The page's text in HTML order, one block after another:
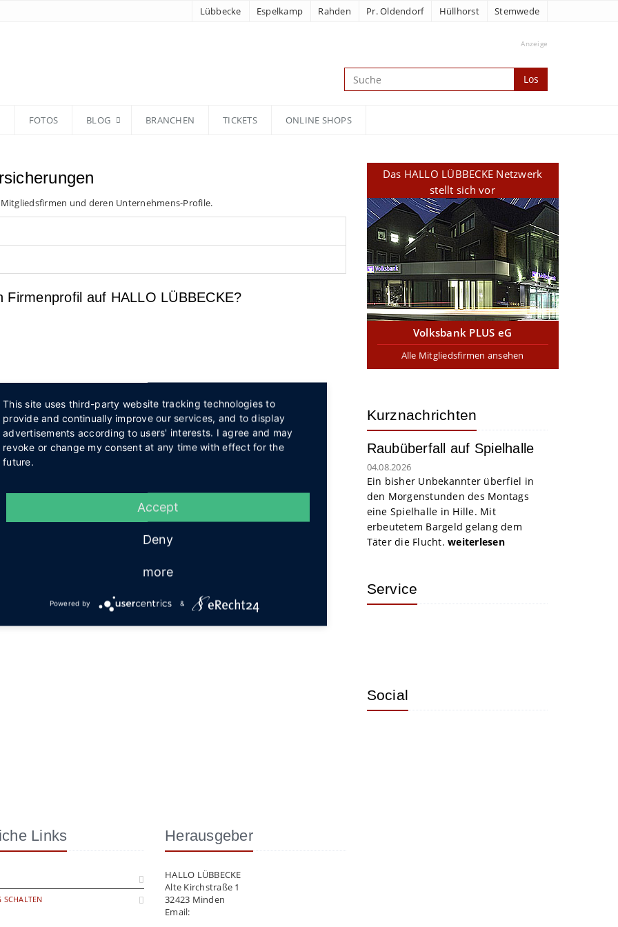
Lübbecke Espelkamp Rahden Pr. Oldendorf Hüllhorst Stemwede
Anzeige
Los
FOTOS BLOG BRANCHEN TICKETS ONLINE SHOPS
Mitgliedsfirmen und deren Unternehmens-Profile.
auf HALLO LÜBBECKE?
Das HALLO LÜBBECKE Netzwerk
stellt sich vor
Volksbank PLUS eG
Alle Mitgliedsfirmen ansehen
Kurznachrichten
Raubüberfall auf Spielhalle
04.08.2026
Ein bisher Unbekannter überfiel in
den Morgenstunden des Montags
eine Spielhalle in Hille. Mit
erbeutetem Bargeld gelang dem
Täter die Flucht. weiterlesen
Service
Social
Links
SCHALTEN
Herausgeber
HALLO LÜBBECKE
Alte Kirchstraße 1
32423 Minden
Email:
This site uses third-party website tracking technologies to
provide and continually improve our services, and to display
advertisements according to users' interests. I agree and may
revoke or change my consent at any time with effect for the
future.
Accept
Deny
more
Powered by &